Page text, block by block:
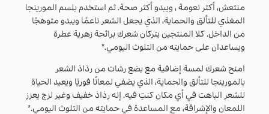
منتعش، أكثر نعومة ، ويبدو أكثر صحة. ثم استخدم بلسم المورينجا
المغذي للتألق والحماية، الذي يجعل الشعر ناعمًا ويبدو متوهجًا
من الداخل. كلا المنتجين يتركان شعرك برائحة زهرية عطرة
ويساعدان على حمايته من التلوث اليومي.*
امنح شعرك لمسة إضافية مع بضع رشات من رذاذ الشعر
بالمورينجا للتألق والحماية، الذي يضفي لمعانًا فوريًا ويعيد الحياة
للشعر الباهت في أي مكان كنتِ فيه. إنه رذاذ خفيف وغير لزج يعزز
اللمعان والإشراقة، مع المساعدة في حمايته من التلوث اليومي.*